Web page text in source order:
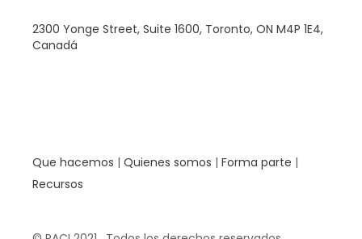
2300 Yonge Street, Suite 1600, Toronto, ON M4P 1E4,
Canadá
Que hacemos |Quienes somos |Forma parte |
Recursos